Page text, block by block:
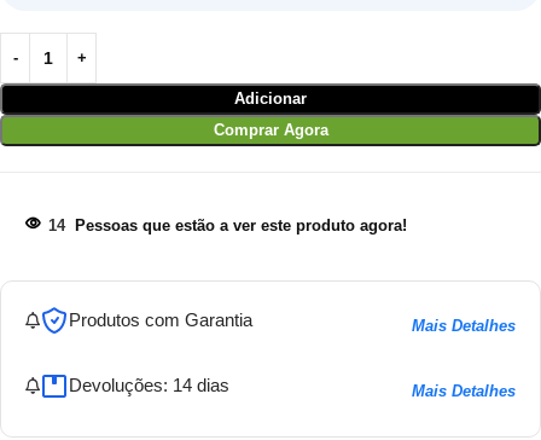
Adicionar
Comprar Agora
14 Pessoas que estão a ver este produto agora!
Produtos com Garantia Mais Detalhes
Devoluções: 14 dias Mais Detalhes